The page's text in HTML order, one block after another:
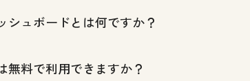
シュボードとは何ですか？
無料で利用できますか？